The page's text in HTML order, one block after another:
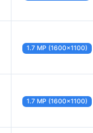
1.7 MP (1600×1100)
1.7 MP (1600×1100)